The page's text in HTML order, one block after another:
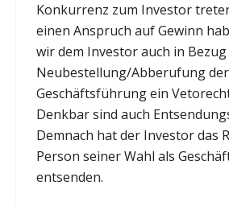
Konkurrenz zum Investor
einen Anspruch auf Gewinn
wir dem Investor auch in
Neubestellung/Abberufung der
Geschäftsführung ein
Denkbar sind auch
Demnach hat der Investor das
Person seiner Wahl als
entsenden.